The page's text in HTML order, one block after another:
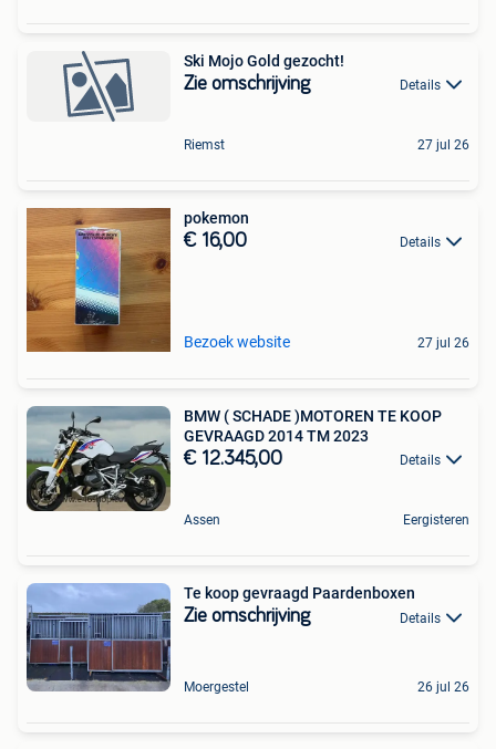
Ski Mojo Gold gezocht!
Zie omschrijving Details
Riemst 27 jul 26
pokemon
€ 16,00 Details
Bezoek website 27 jul 26
BMW ( SCHADE )MOTOREN TE KOOP
GEVRAAGD 2014 TM 2023
€ 12.345,00 Details
Assen Eergisteren
Te koop gevraagd Paardenboxen
Zie omschrijving Details
Moergestel 26 jul 26